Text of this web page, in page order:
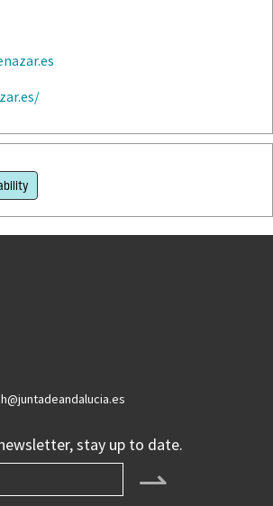
stay up to date.
⇀